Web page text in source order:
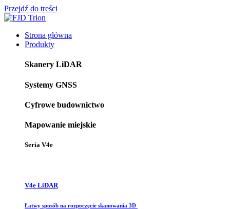
Przejdź do treści
Strona główna
Produkty
Skanery LiDAR
Systemy GNSS
Cyfrowe budownictwo
Mapowanie miejskie
Seria V4e
V4e LiDAR
Łatwy sposób na rozpoczęcie skanowania 3D